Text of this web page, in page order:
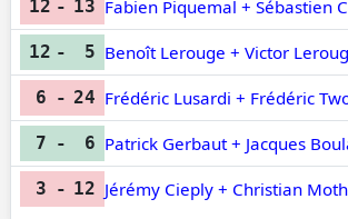
12 - 13 Fabien Piquemal + Sébastien
12 - 5 Benoît Lerouge + Victor
6 - 24 Frédéric Lusardi + Frédéric
7 - 6 Patrick Gerbaut + Jacques
3 - 12 Jérémy Cieply + Christian